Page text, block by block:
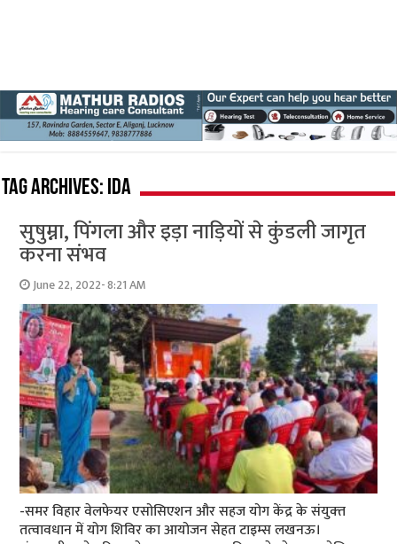
Tag Archives: Ida
सुषुम्ना, पिंगला और इड़ा नाड़ि‍यों से कुंडली जागृत
करना संभव
June 22, 2022- 8:21 AM
-समर विहार वेलफेयर एसोसिएशन और सहज योग केंद्र के संयुक्‍त
तत्‍वावधान में योग शिविर का आयोजन सेहत टाइम्‍स लखनऊ।